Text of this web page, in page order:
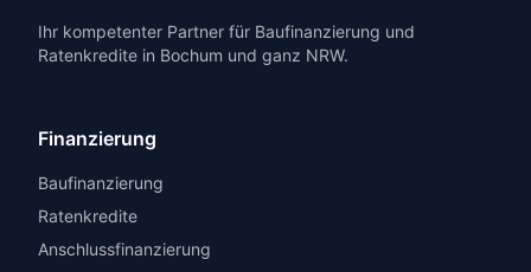
Ihr kompetenter Partner für Baufinanzierung und
Ratenkredite in Bochum und ganz NRW.
Finanzierung
Baufinanzierung
Ratenkredite
Anschlussfinanzierung